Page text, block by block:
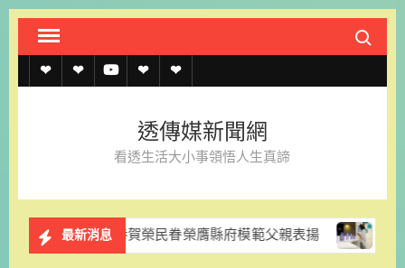
Skip
content
Search
透
約
透
上
記
透 聯
我
官
LINE
透傳媒新聞網
看透生活大小事領悟人生真諦
最新消息
處恭賀榮民眷榮膺縣府模範父親表揚 《台文怪物》免